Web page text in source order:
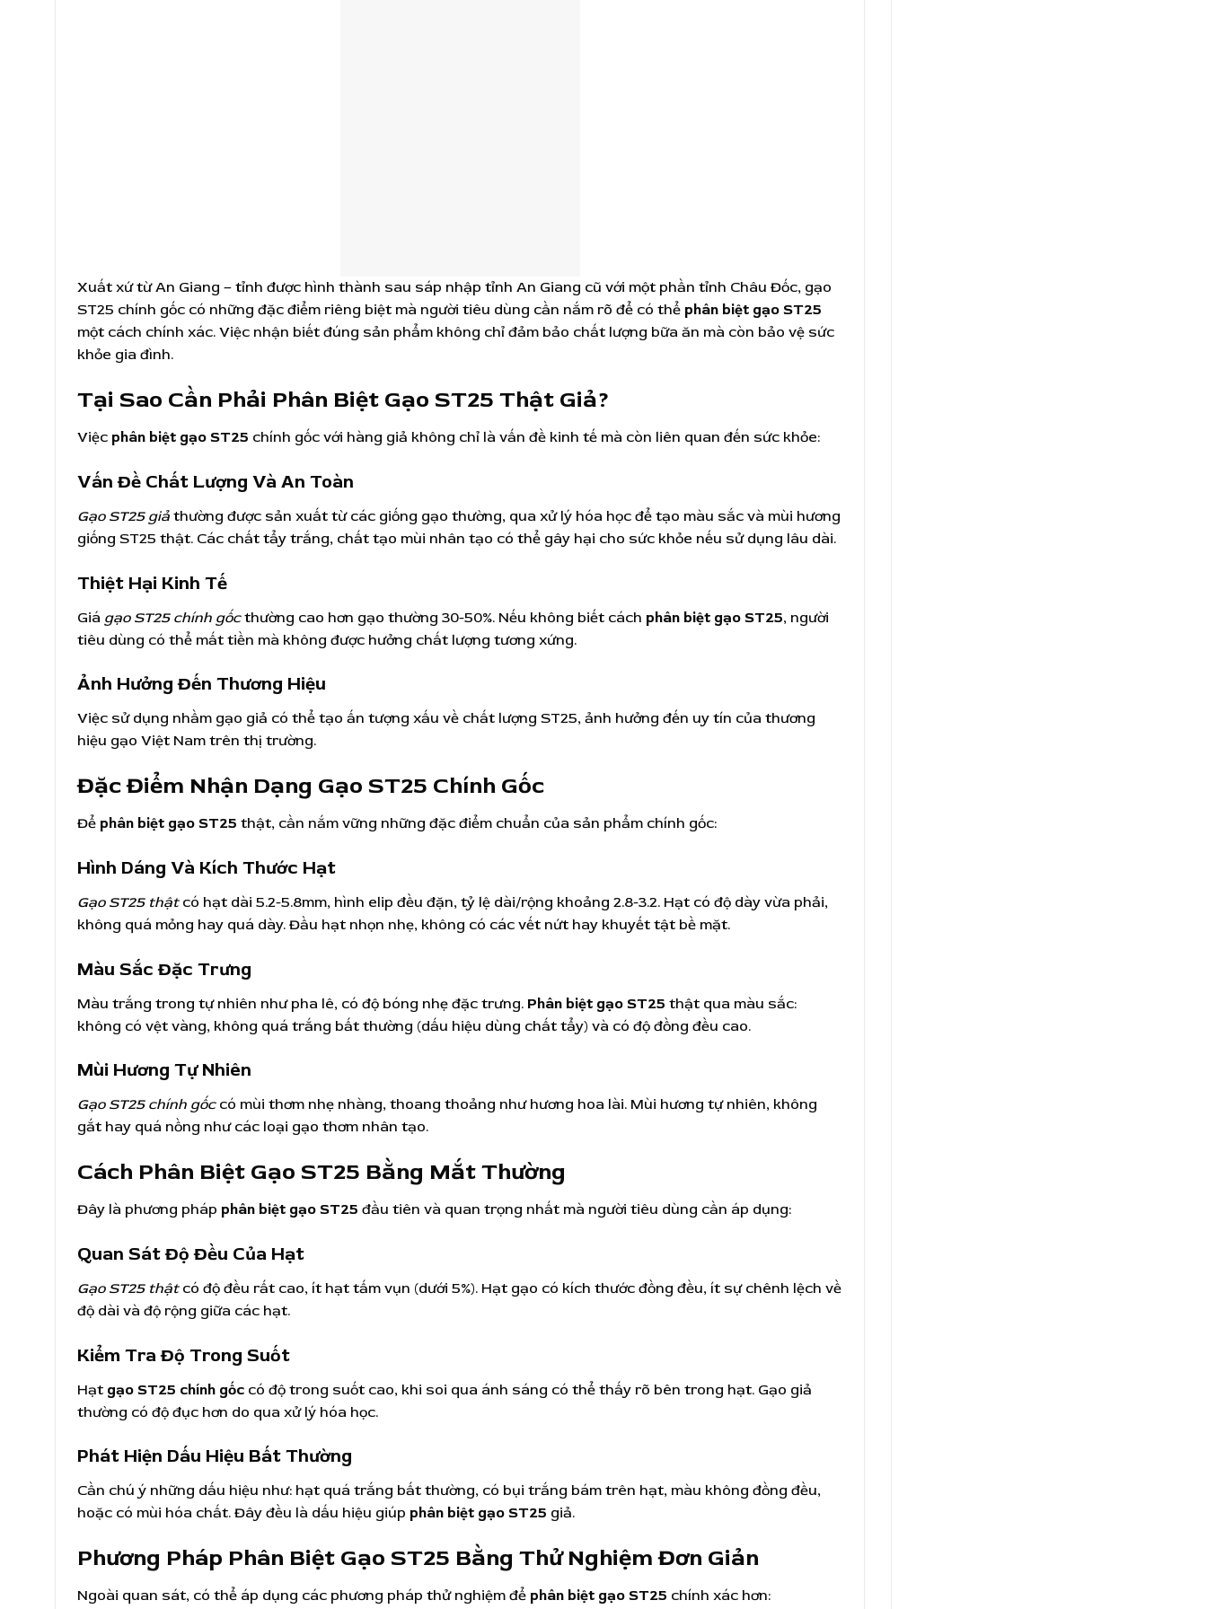
Xuất xứ từ An Giang – tỉnh được hình thành sau sáp nhập tỉnh An Giang cũ với một phần tỉnh Châu Đốc, gạo
ST25 chính gốc có những đặc điểm riêng biệt mà người tiêu dùng cần nắm rõ để có thể phân biệt gạo ST25
một cách chính xác. Việc nhận biết đúng sản phẩm không chỉ đảm bảo chất lượng bữa ăn mà còn bảo vệ sức
khỏe gia đình.
Tại Sao Cần Phải Phân Biệt Gạo ST25 Thật Giả?
Việc phân biệt gạo ST25 chính gốc với hàng giả không chỉ là vấn đề kinh tế mà còn liên quan đến sức khỏe:
Vấn Đề Chất Lượng Và An Toàn
Gạo ST25 giả thường được sản xuất từ các giống gạo thường, qua xử lý hóa học để tạo màu sắc và mùi hương
giống ST25 thật. Các chất tẩy trắng, chất tạo mùi nhân tạo có thể gây hại cho sức khỏe nếu sử dụng lâu dài.
Thiệt Hại Kinh Tế
Giá gạo ST25 chính gốcthường cao hơn gạo thường 30-50%. Nếu không biết cách phân biệt gạo ST25, người
tiêu dùng có thể mất tiền mà không được hưởng chất lượng tương xứng.
Ảnh Hưởng Đến Thương Hiệu
Việc sử dụng nhầm gạo giả có thể tạo ấn tượng xấu về chất lượng ST25, ảnh hưởng đến uy tín của thương
hiệu gạo Việt Nam trên thị trường.
Đặc Điểm Nhận Dạng Gạo ST25 Chính Gốc
Để phân biệt gạo ST25 thật, cần nắm vững những đặc điểm chuẩn của sản phẩm chính gốc:
Hình Dáng Và Kích Thước Hạt
Gạo ST25 thậtcó hạt dài 5.2-5.8mm, hình elip đều đặn, tỷ lệ dài/rộng khoảng 2.8-3.2. Hạt có độ dày vừa phải,
không quá mỏng hay quá dày. Đầu hạt nhọn nhẹ, không có các vết nứt hay khuyết tật bề mặt.
Màu Sắc Đặc Trưng
Màu trắng trong tự nhiên như pha lê, có độ bóng nhẹ đặc trưng. Phân biệt gạo ST25 thật qua màu sắc:
không có vệt vàng, không quá trắng bất thường (dấu hiệu dùng chất tẩy) và có độ đồng đều cao.
Mùi Hương Tự Nhiên
Gạo ST25 chính gốccó mùi thơm nhẹ nhàng, thoang thoảng như hương hoa lài. Mùi hương tự nhiên, không
gắt hay quá nồng như các loại gạo thơm nhân tạo.
Cách Phân Biệt Gạo ST25 Bằng Mắt Thường
Đây là phương pháp phân biệt gạo ST25 đầu tiên và quan trọng nhất mà người tiêu dùng cần áp dụng:
Quan Sát Độ Đều Của Hạt
Gạo ST25 thậtcó độ đều rất cao, ít hạt tấm vụn (dưới 5%). Hạt gạo có kích thước đồng đều, ít sự chênh lệch về
độ dài và độ rộng giữa các hạt.
Kiểm Tra Độ Trong Suốt
Hạt gạo ST25 chính gốc có độ trong suốt cao, khi soi qua ánh sáng có thể thấy rõ bên trong hạt. Gạo giả
thường có độ đục hơn do qua xử lý hóa học.
Phát Hiện Dấu Hiệu Bất Thường
Cần chú ý những dấu hiệu như: hạt quá trắng bất thường, có bụi trắng bám trên hạt, màu không đồng đều,
hoặc có mùi hóa chất. Đây đều là dấu hiệu giúp phân biệt gạo ST25 giả.
Phương Pháp Phân Biệt Gạo ST25 Bằng Thử Nghiệm Đơn Giản
Ngoài quan sát, có thể áp dụng các phương pháp thử nghiệm để phân biệt gạo ST25 chính xác hơn: